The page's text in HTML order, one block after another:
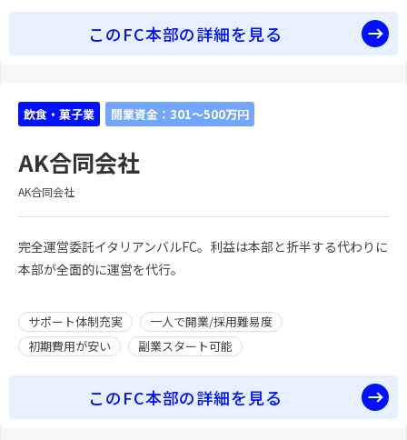
このFC本部の詳細を見る
飲食・菓子業 開業資金：301～500万円
AK合同会社
AK合同会社
完全運営委託イタリアンバルFC。利益は本部と折半する代わりに
本部が全面的に運営を代行。
サポート体制充実
一人で開業/採用難易度
初期費用が安い
副業スタート可能
このFC本部の詳細を見る